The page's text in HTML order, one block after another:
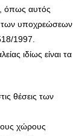
όπως αυτός
των υποχρεώσεων
1997.
ιδίως είναι τα
θέσεις των
χώρους